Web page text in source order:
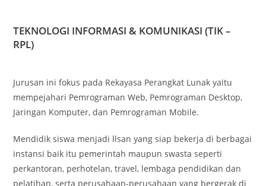
TEKNOLOGI INFORMASI & KOMUNIKASI (TIK –
RPL)
Jurusan ini fokus pada Rekayasa Perangkat Lunak yaitu
mempejahari Pemrograman Web, Pemrograman Desktop,
Jaringan Komputer, dan Pemrograman Mobile.
Mendidik siswa menjadi llsan yang siap bekerja di berbagai
instansi baik itu pemerintah maupun swasta seperti
perkantoran, perhotelan, travel, lembaga pendidikan dan
pelatihan, serta perusahaan-perusahaan yang bergerak di